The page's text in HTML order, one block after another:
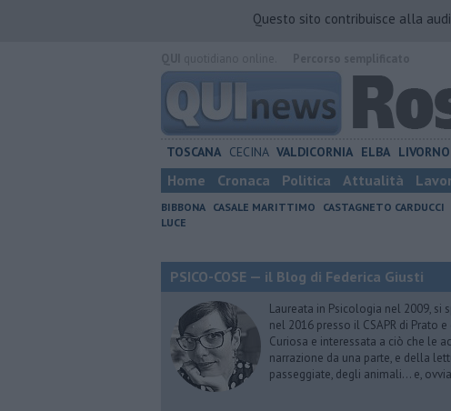
Questo sito contribuisce alla
TOSCANA CECINA VALDICORNIA ELBA LIVORNO
Home Cronaca Politica Attualità
BIBBONA CASALE MARITTIMO CASTAGNETO CARDUCCI
LUCE
PSICO-COSE — il Blog di Federica Giusti
Laureata in Psicologia nel 2009, si
nel 2016 presso il CSAPR di Prato
Curiosa e interessata a ciò che le
narrazione da una parte, e della
passeggiate, degli animali… e,